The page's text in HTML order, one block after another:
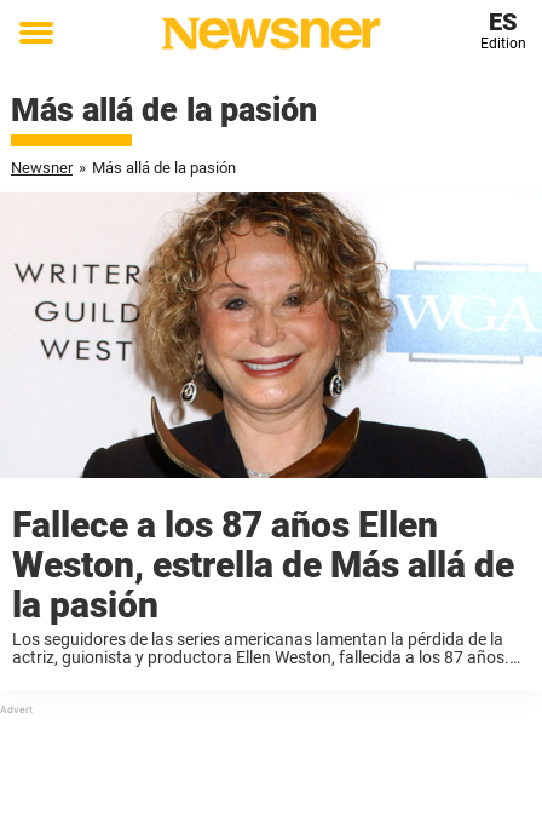
Toggle
ES
Edition
Más allá de la pasión
Newsner » Más allá de la pasión
Fallece a los 87 años Ellen
Weston, estrella de Más allá de
la pasión
Los seguidores de las series americanas lamentan la pérdida de la
actriz, guionista y productora Ellen Weston, fallecida a los 87 años.